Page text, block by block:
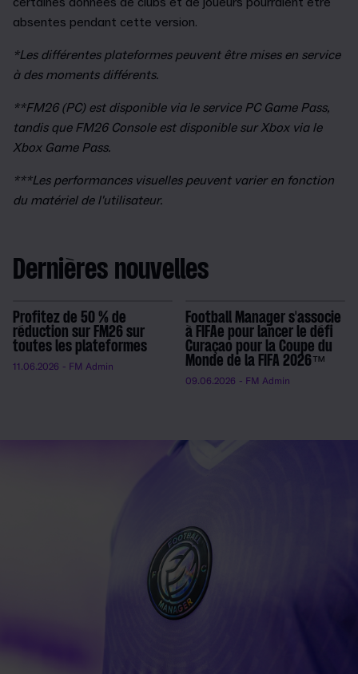
absentes pendant cette version.
*Les différentes plateformes peuvent être mises en service
à des moments différents.
**FM26 (PC) est disponible via le service PC Game Pass,
tandis que FM26 Console est disponible sur Xbox via le
Xbox Game Pass.
***Les performances visuelles peuvent varier en fonction
du matériel de l'utilisateur.
Dernières nouvelles
Profitez de 50 % de
réduction sur FM26 sur
toutes les plateformes
11.06.2026 - FM Admin
Football Manager s'associe
à FIFAe pour lancer le défi
Curaçao pour la Coupe du
Monde de la FIFA 2026™
09.06.2026 - FM Admin